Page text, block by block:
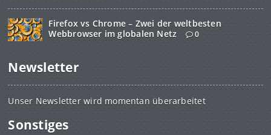
Firefox vs Chrome – Zwei der weltbesten
Webbrowser im globalen Netz
0
Newsletter
Unser Newsletter wird momentan überarbeitet
Sonstiges